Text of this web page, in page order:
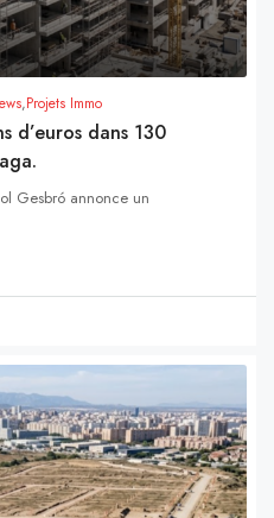
,Projets Immo
d’euros dans 130
Gesbró annonce un